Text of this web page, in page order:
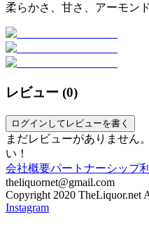
柔らかさ、甘さ、アーモン
レビュー (0)
ログインしてレビューを書く
まだレビューがありません
い！
会社概要パートナーシップ
theliquornet@gmail.com
Copyright 2020 TheLiquor.net
Instagram